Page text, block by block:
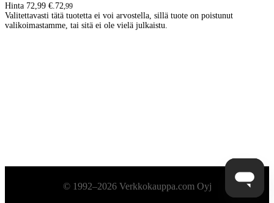
Hinta 72,99 €. 72,99
Valitettavasti tätä tuotetta ei voi arvostella, sillä tuote on poistunut
valikoimastamme, tai sitä ei ole vielä julkaistu.
Alatunniste© 1992–2026 Verkkokauppa.com Oyj